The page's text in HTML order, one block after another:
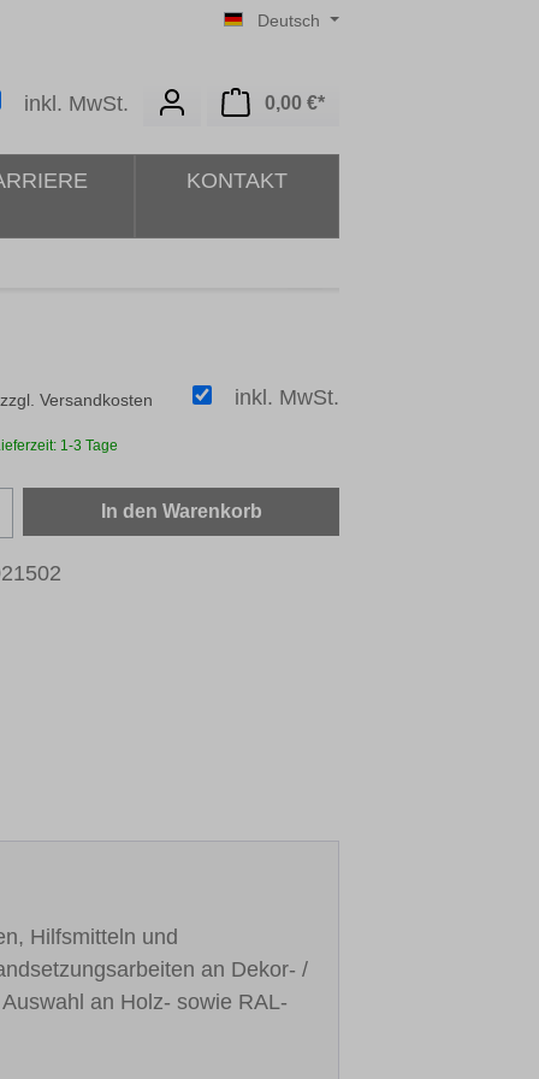
Deutsch
inkl. MwSt. 0,00 €*Warenkorb enthält 0
KONTAKT
inkl. MwSt.
Versandkosten
1-3 Tage
Gib den gewünschten Wert ein
In den Warenkorb
Hilfsmitteln und
an Dekor- /
an Holz- sowie RAL-